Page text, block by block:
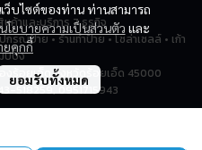
ว็บไซต์ของท่าน ท่านสามารถ
โยบายความเป็นส่วนตัว และ
ยคุกกี้
ยอมรับทั้งหมด
ค้าและบริการ 7 ธุรกิจ
รณ์ป้าย • ร้านทำป้าย • โซล่าเซลล์ • เก้า
ป์ปิ้ง
องร้อยเอ็ด จังหวัดร้อยเอ็ด 45000
518259, 0951715943